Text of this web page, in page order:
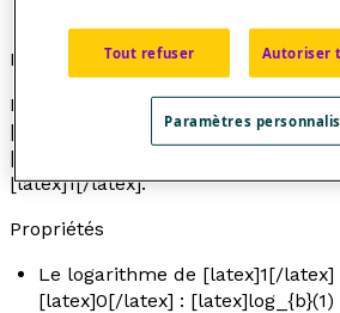
Notation
Le logarithme du nombre [latex]a[/
[latex]b[/latex] se note
[latex]b[/latex] est un nombre
[latex]1[/latex].
Propriétés
Le logarithme de [latex]1[/latex]
[latex]0[/latex] :
Tout refuser Autoriser
Paramètres